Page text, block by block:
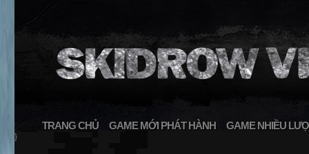
TRANG CHỦ GAME MỚI PHÁT HÀNH GAME NHIỀU
}